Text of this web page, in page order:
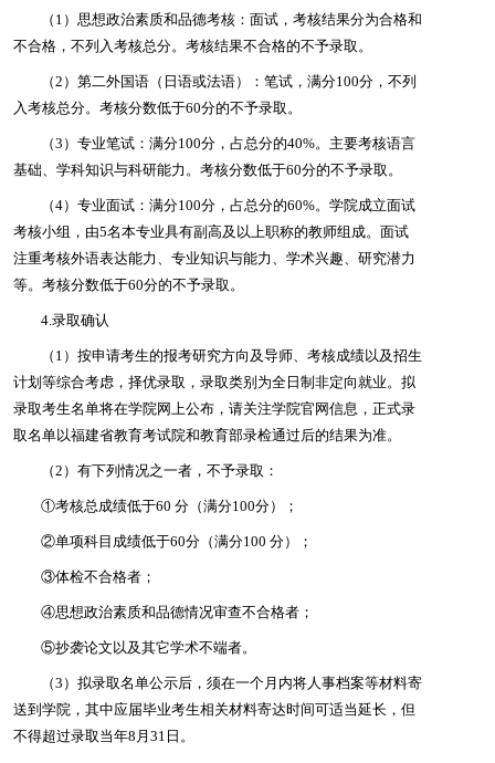
（1）思想政治素质和品德考核：面试，考核结果分为合格和
不合格，不列入考核总分。考核结果不合格的不予录取。
（2）第二外国语（日语或法语）：笔试，满分100分，不列
入考核总分。考核分数低于60分的不予录取。
（3）专业笔试：满分100分，占总分的40%。主要考核语言
基础、学科知识与科研能力。考核分数低于60分的不予录取。
（4）专业面试：满分100分，占总分的60%。学院成立面试
考核小组，由5名本专业具有副高及以上职称的教师组成。面试
注重考核外语表达能力、专业知识与能力、学术兴趣、研究潜力
等。考核分数低于60分的不予录取。
4.录取确认
（1）按申请考生的报考研究方向及导师、考核成绩以及招生
计划等综合考虑，择优录取，录取类别为全日制非定向就业。拟
录取考生名单将在学院网上公布，请关注学院官网信息，正式录
取名单以福建省教育考试院和教育部录检通过后的结果为准。
（2）有下列情况之一者，不予录取：
①考核总成绩低于60 分（满分100分）；
②单项科目成绩低于60分（满分100 分）；
③体检不合格者；
④思想政治素质和品德情况审查不合格者；
⑤抄袭论文以及其它学术不端者。
（3）拟录取名单公示后，须在一个月内将人事档案等材料寄
送到学院，其中应届毕业考生相关材料寄达时间可适当延长，但
不得超过录取当年8月31日。